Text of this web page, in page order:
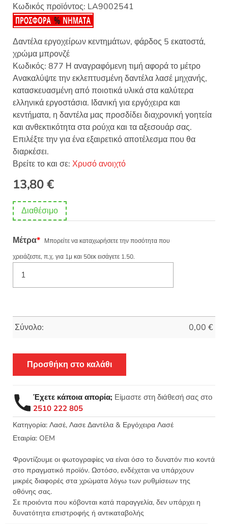
Κωδικός προϊόντος: LA9002541
Δαντέλα εργοχείρων κεντημάτων, φάρδος 5 εκατοστά,
χρώμα μπρονζέ
Κωδικός: 877 Η αναγραφόμενη τιμή αφορά το μέτρο
Ανακαλύψτε την εκλεπτυσμένη δαντέλα λασέ μηχανής,
κατασκευασμένη από ποιοτικά υλικά στα καλύτερα
ελληνικά εργοστάσια. Ιδανική για εργόχειρα και
κεντήματα, η δαντέλα μας προσδίδει διαχρονική γοητεία
και ανθεκτικότητα στα ρούχα και τα αξεσουάρ σας.
Επιλέξτε την για ένα εξαιρετικό αποτέλεσμα που θα
διαρκέσει.
Βρείτε το και σε: Χρυσό ανοιχτό
13,80€
Διαθέσιμο
Μέτρα* Μπορείτε να καταχωρήσετε την ποσότητα που
χρειάζεστε, π.χ. για 1μ και 50εκ εισάγετε 1.50.
Σύνολο: 0,00 €
Προσθήκη στο καλάθι
Έχετε κάποια απορία; Είμαστε στη διάθεσή σας στο
2510 222 805
Κατηγορία: Λασέ, Λασε Δαντέλα & Εργόχειρα Λασέ
Εταιρία: OEM
Φροντίζουμε οι φωτογραφίες να είναι όσο το δυνατόν πιο κοντά
στο πραγματικό προϊόν. Ωστόσο, ενδέχεται να υπάρχουν
μικρές διαφορές στα χρώματα λόγω των ρυθμίσεων της
οθόνης σας.
Σε προιόντα που κόβονται κατά παραγγελία, δεν υπάρχει η
δυνατότητα επιστροφής ή αντικαταβολής